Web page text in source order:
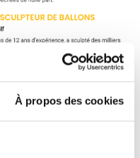
À propos des cookies